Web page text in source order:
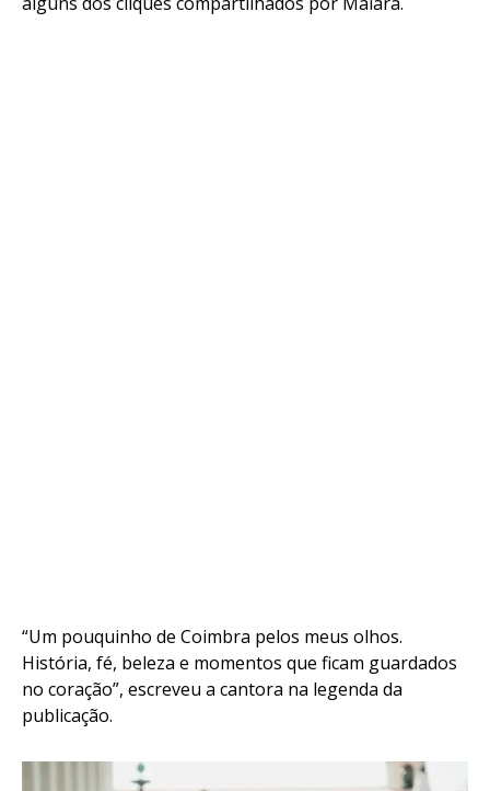
“Um pouquinho de Coimbra pelos meus olhos.
História, fé, beleza e momentos que ficam guardados
no coração”, escreveu a cantora na legenda da
publicação.